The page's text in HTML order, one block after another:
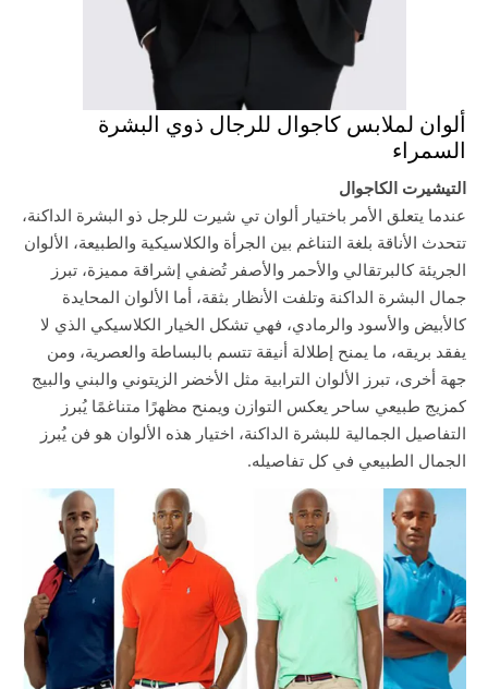
ألوان لملابس كاجوال للرجال ذوي البشرة
السمراء
التيشيرت الكاجوال
عندما يتعلق الأمر باختيار ألوان تي شيرت للرجل ذو البشرة الداكنة،
تتحدث الأناقة بلغة التناغم بين الجرأة والكلاسيكية والطبيعة، الألوان
الجريئة كالبرتقالي والأحمر والأصفر تُضفي إشراقة مميزة، تبرز
جمال البشرة الداكنة وتلفت الأنظار بثقة، أما الألوان المحايدة
كالأبيض والأسود والرمادي، فهي تشكل الخيار الكلاسيكي الذي لا
يفقد بريقه، ما يمنح إطلالة أنيقة تتسم بالبساطة والعصرية، ومن
جهة أخرى، تبرز الألوان الترابية مثل الأخضر الزيتوني والبني والبيج
كمزيج طبيعي ساحر يعكس التوازن ويمنح مظهرًا متناغمًا يُبرز
التفاصيل الجمالية للبشرة الداكنة، اختيار هذه الألوان هو فن يُبرز
الجمال الطبيعي في كل تفاصيله.